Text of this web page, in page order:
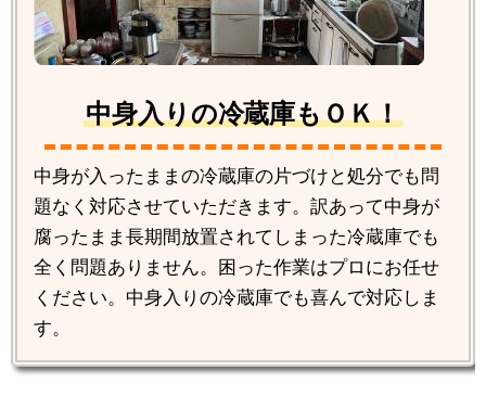
中身入りの冷蔵庫もＯＫ！
中身が入ったままの冷蔵庫の片づけと処分でも問
題なく対応させていただきます。訳あって中身が
腐ったまま長期間放置されてしまった冷蔵庫でも
全く問題ありません。困った作業はプロにお任せ
ください。中身入りの冷蔵庫でも喜んで対応しま
す。